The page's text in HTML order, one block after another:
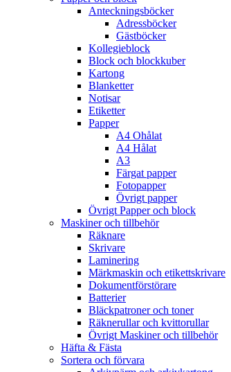
Anteckningsböcker
Adressböcker
Gästböcker
Kollegieblock
Block och blockkuber
Kartong
Blanketter
Notisar
Etiketter
Papper
A4 Ohålat
A4 Hålat
A3
Färgat papper
Fotopapper
Övrigt papper
Övrigt Papper och block
Maskiner och tillbehör
Räknare
Skrivare
Laminering
Märkmaskin och etikettskrivare
Dokumentförstörare
Batterier
Bläckpatroner och toner
Räknerullar och kvittorullar
Övrigt Maskiner och tillbehör
Häfta & Fästa
Sortera och förvara